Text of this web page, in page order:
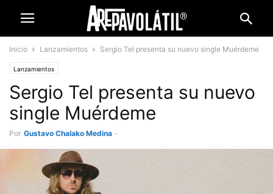
Inicio Lanzamientos Sergio Tel presenta su nuevo single Muérdeme
Lanzamientos
Sergio Tel presenta su nuevo
single Muérdeme
Por Gustavo Chalako Medina -